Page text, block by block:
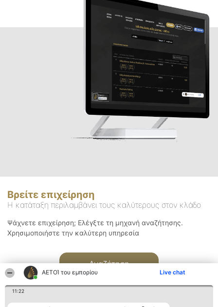
ΑΕΤΟΊ του εμπορίου Live chat
11:22
Βρείτε επιχείρηση
Η κατάταξη περιλαμβάνει τους καλύτερους στον κλάδο
Ψάχνετε επιχείρηση; Ελέγξτε τη μηχανή αναζήτησης.
Χρησιμοποιήστε την καλύτερη υπηρεσία
Αναζήτηση